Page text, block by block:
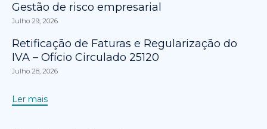
Gestão de risco empresarial
Julho 29, 2026
Retificação de Faturas e Regularização do
IVA – Ofício Circulado 25120
Julho 28, 2026
Ler mais